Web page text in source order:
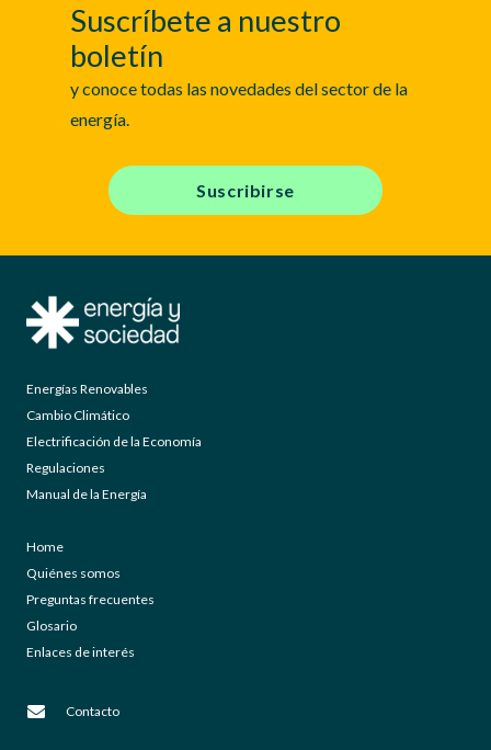
Suscríbete a nuestro
boletín
y conoce todas las novedades del sector de la
energía.
Suscribirse
Energías Renovables
Cambio Climático
Electrificación de la Economía
Regulaciones
Manual de la Energía
Home
Quiénes somos
Preguntas frecuentes
Glosario
Enlaces de interés
Contacto